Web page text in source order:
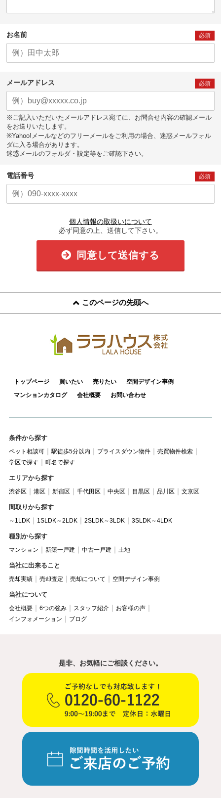
お名前 必須
メールアドレス 必須
※ご記入いただいたメールアドレス宛てに、お問合せ内容の確認メール
をお送りいたします。
※Yahoo!メールなどのフリーメールをご利用の場合、迷惑メールフォル
ダに入る場合があります。
迷惑メールのフォルダ・設定等をご確認下さい。
電話番号 必須
個人情報の取扱いについて
必ず同意の上、送信して下さい。
同意して送信する
このページの先頭へ
トップページ 買いたい 売りたい
空間デザイン事例
マンションカタログ
会社概要 お問い合わせ
条件から探す
ペット相談可 駅徒歩5分以内 プライスダウン物件
売買物件検索
学区で探す
町名で探す
エリアから探す
渋谷区 港区 新宿区 千代田区 中央区 目黒区 品川区 文京区
間取りから探す
～1LDK 1SLDK～2LDK 2SLDK～3LDK 3SLDK～4LDK
種別から探す
マンション 新築一戸建 中古一戸建 土地
当社に出来ること
売却実績 売却査定 売却について 空間デザイン事例
当社について
会社概要 6つの強み スタッフ紹介
お客様の声
インフォメーション
ブログ
是非、お気軽にご相談ください。